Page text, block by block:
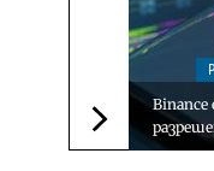
Следваща
Binance